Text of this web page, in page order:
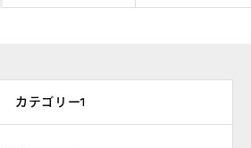
カテゴリー1